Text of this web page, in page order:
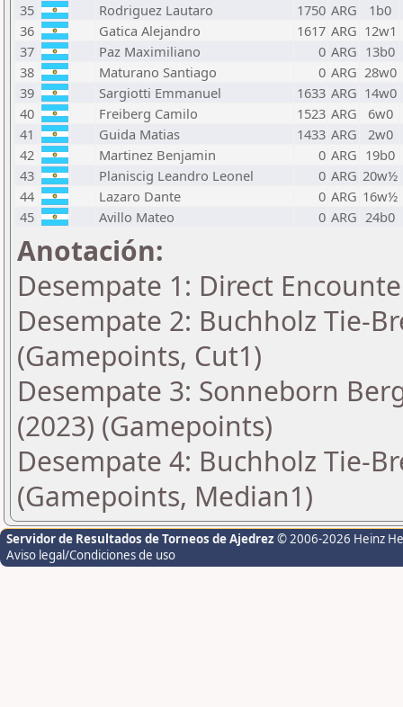
35
Rodriguez Lautaro 1750 ARG
1b0
36
Gatica Alejandro 1617 ARG 12w1
37
Paz Maximiliano 0 ARG 13b0
38
Maturano Santiago 0 ARG 28w0
39
Sargiotti Emmanuel 1633 ARG 14w0
40
Freiberg Camilo 1523 ARG
6w0
41
Guida Matias 1433 ARG
2w0
42
Martinez Benjamin 0 ARG 19b0
43
Planiscig Leandro Leonel 0 ARG 20w½
44
Lazaro Dante 0 ARG 16w½
45
Avillo Mateo 0 ARG 24b0
Anotación:
Desempate 1: Direct
Desempate 2: Buchholz Tie-
(Gamepoints, Cut1)
Desempate 3: Sonneborn
(2023) (Gamepoints)
Desempate 4: Buchholz Tie-
(Gamepoints, Median1)
Servidor de Resultados de Torneos de Ajedrez © 2006-2026 Heinz
Aviso legal/Condiciones de uso